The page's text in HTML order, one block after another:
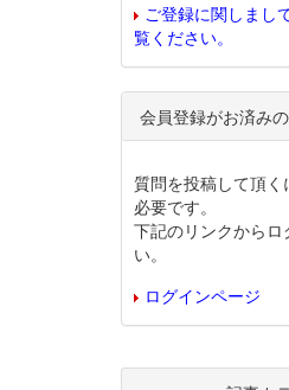
ご登録に関しまし
覧ください。
会員登録がお済み
質問を投稿して頂
必要です。
下記のリンクからロ
い。
ログインページ